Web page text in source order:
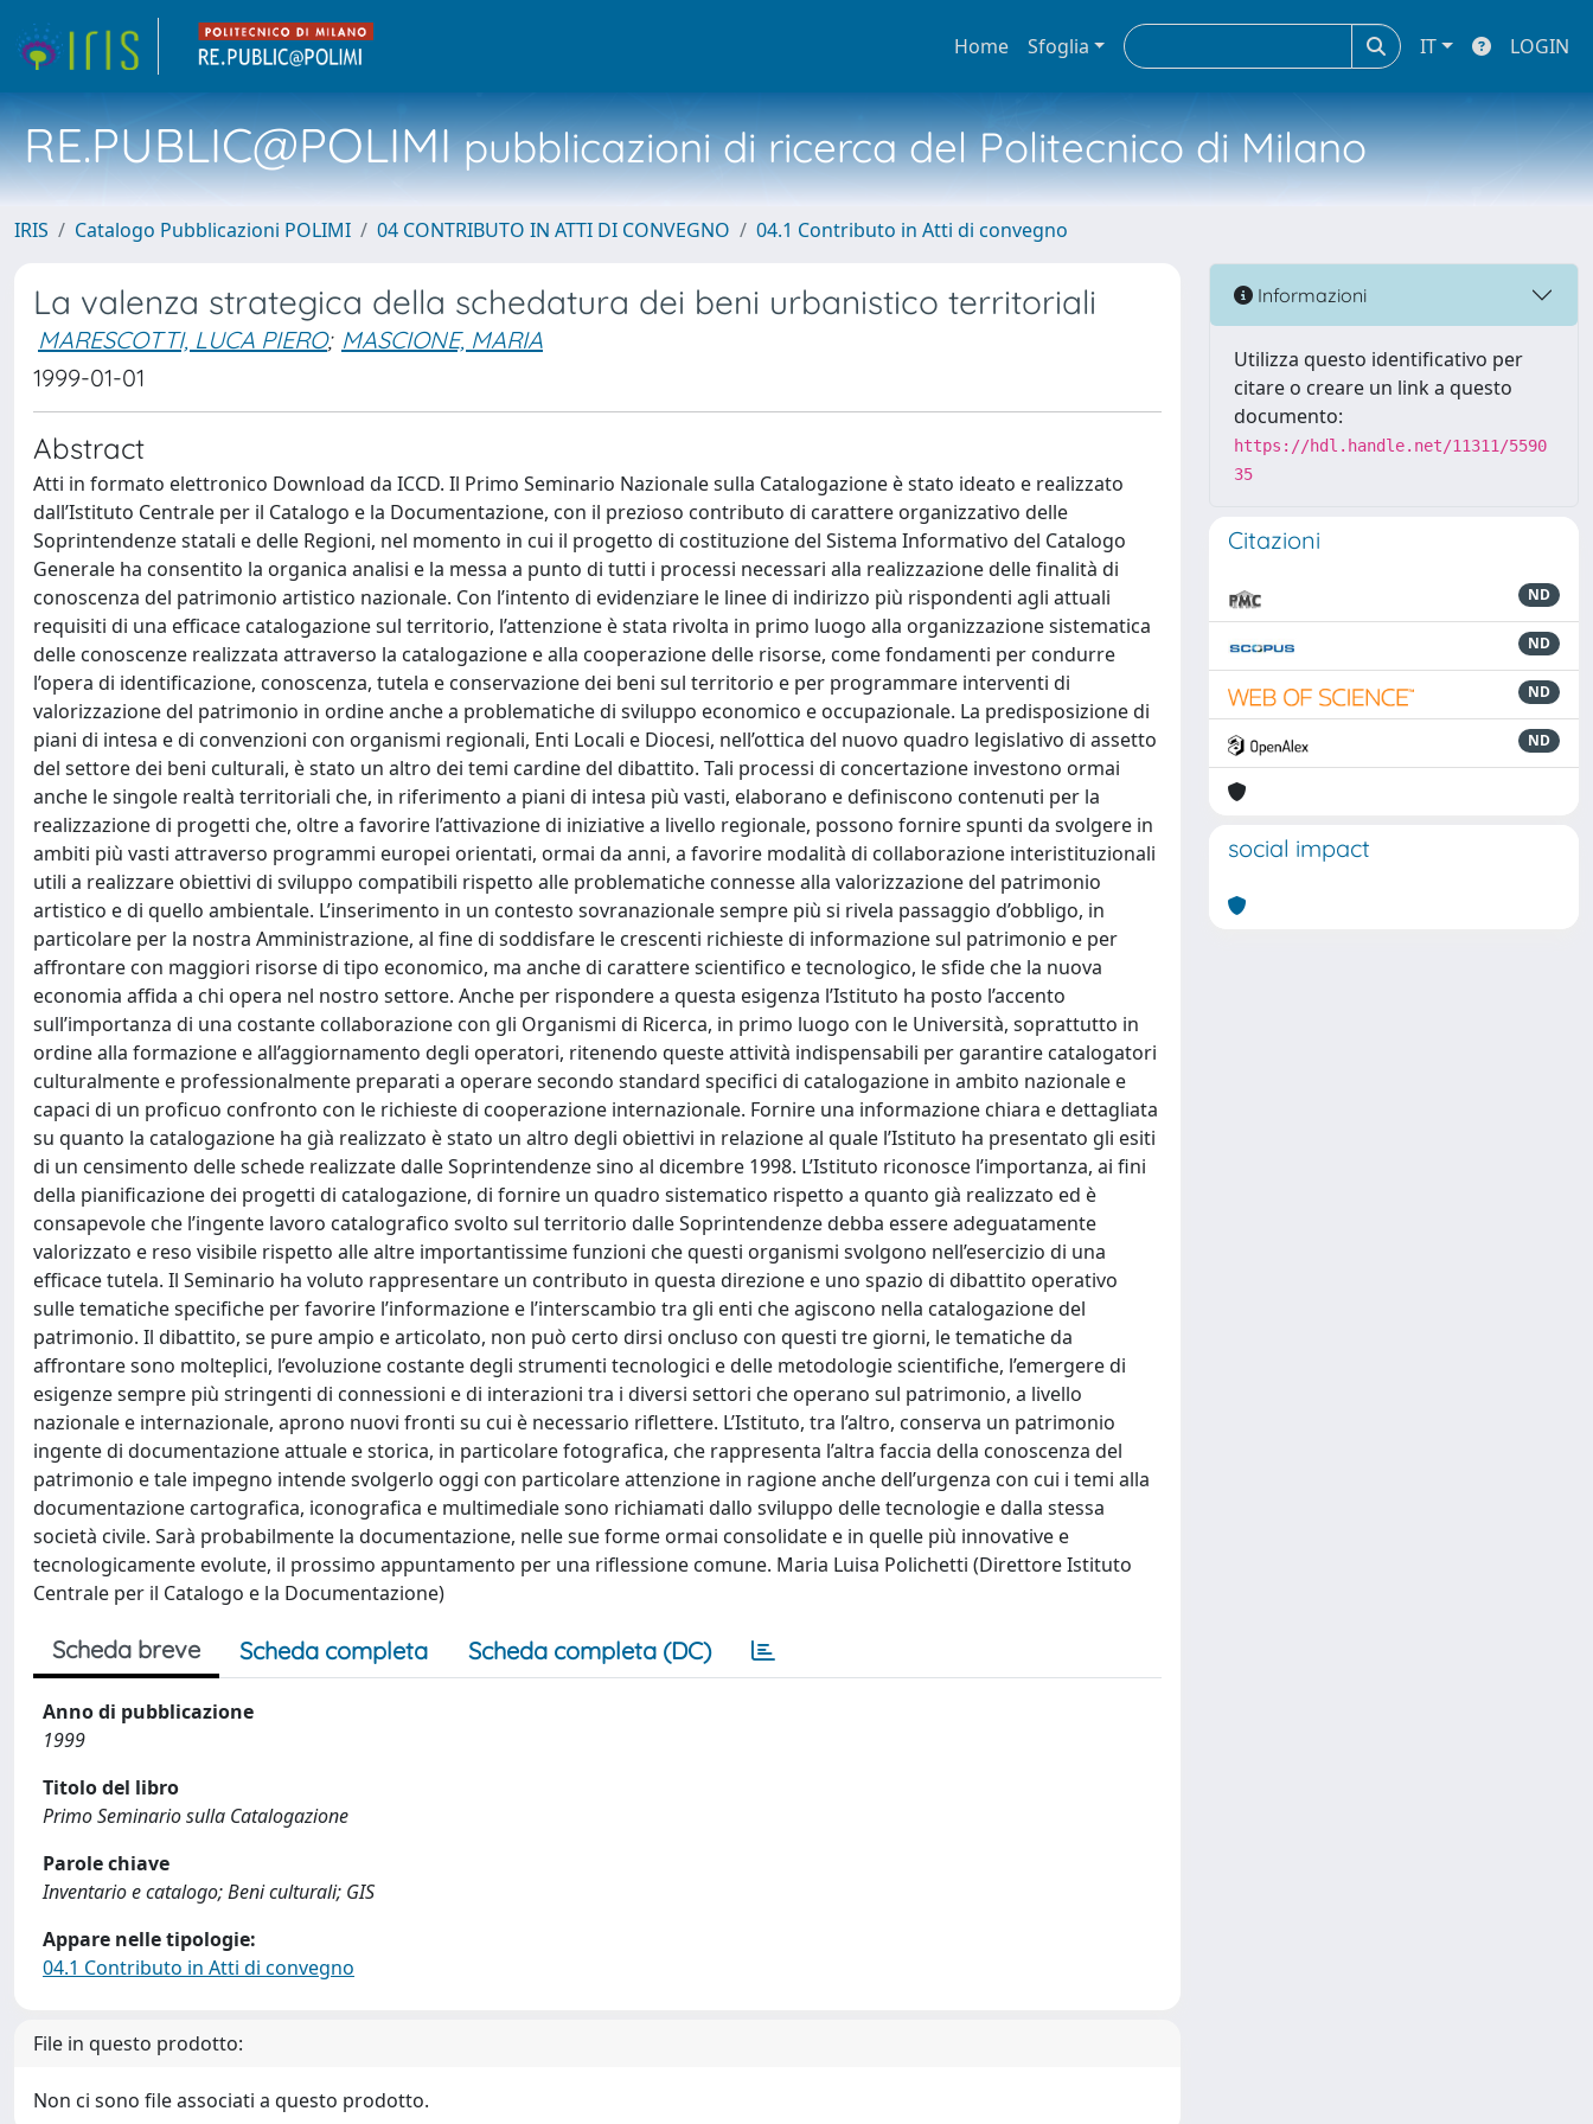
Home Sfoglia IT LOGIN
RE.PUBLIC@POLIMIpubblicazioni di ricerca del Politecnico di Milano
IRIS Catalogo Pubblicazioni POLIMI 04 CONTRIBUTO IN ATTI DI CONVEGNO 04.1 Contributo in Atti di convegno
La valenza strategica della schedatura dei beni urbanistico territoriali
MARESCOTTI, LUCA PIERO; MASCIONE, MARIA
1999-01-01
Abstract
Atti in formato elettronico Download da ICCD. Il Primo Seminario Nazionale sulla Catalogazione è stato ideato e realizzato
dall’Istituto Centrale per il Catalogo e la Documentazione, con il prezioso contributo di carattere organizzativo delle
Soprintendenze statali e delle Regioni, nel momento in cui il progetto di costituzione del Sistema Informativo del Catalogo
Generale ha consentito la organica analisi e la messa a punto di tutti i processi necessari alla realizzazione delle finalità di
conoscenza del patrimonio artistico nazionale. Con l’intento di evidenziare le linee di indirizzo più rispondenti agli attuali
requisiti di una efficace catalogazione sul territorio, l’attenzione è stata rivolta in primo luogo alla organizzazione sistematica
delle conoscenze realizzata attraverso la catalogazione e alla cooperazione delle risorse, come fondamenti per condurre
l’opera di identificazione, conoscenza, tutela e conservazione dei beni sul territorio e per programmare interventi di
valorizzazione del patrimonio in ordine anche a problematiche di sviluppo economico e occupazionale. La predisposizione di
piani di intesa e di convenzioni con organismi regionali, Enti Locali e Diocesi, nell’ottica del nuovo quadro legislativo di assetto
del settore dei beni culturali, è stato un altro dei temi cardine del dibattito. Tali processi di concertazione investono ormai
anche le singole realtà territoriali che, in riferimento a piani di intesa più vasti, elaborano e definiscono contenuti per la
realizzazione di progetti che, oltre a favorire l’attivazione di iniziative a livello regionale, possono fornire spunti da svolgere in
ambiti più vasti attraverso programmi europei orientati, ormai da anni, a favorire modalità di collaborazione interistituzionali
utili a realizzare obiettivi di sviluppo compatibili rispetto alle problematiche connesse alla valorizzazione del patrimonio
artistico e di quello ambientale. L’inserimento in un contesto sovranazionale sempre più si rivela passaggio d’obbligo, in
particolare per la nostra Amministrazione, al fine di soddisfare le crescenti richieste di informazione sul patrimonio e per
affrontare con maggiori risorse di tipo economico, ma anche di carattere scientifico e tecnologico, le sfide che la nuova
economia affida a chi opera nel nostro settore. Anche per rispondere a questa esigenza l’Istituto ha posto l’accento
sull’importanza di una costante collaborazione con gli Organismi di Ricerca, in primo luogo con le Università, soprattutto in
ordine alla formazione e all’aggiornamento degli operatori, ritenendo queste attività indispensabili per garantire catalogatori
culturalmente e professionalmente preparati a operare secondo standard specifici di catalogazione in ambito nazionale e
capaci di un proficuo confronto con le richieste di cooperazione internazionale. Fornire una informazione chiara e dettagliata
su quanto la catalogazione ha già realizzato è stato un altro degli obiettivi in relazione al quale l’Istituto ha presentato gli esiti
di un censimento delle schede realizzate dalle Soprintendenze sino al dicembre 1998. L’Istituto riconosce l’importanza, ai fini
della pianificazione dei progetti di catalogazione, di fornire un quadro sistematico rispetto a quanto già realizzato ed è
consapevole che l’ingente lavoro catalografico svolto sul territorio dalle Soprintendenze debba essere adeguatamente
valorizzato e reso visibile rispetto alle altre importantissime funzioni che questi organismi svolgono nell’esercizio di una
efficace tutela. Il Seminario ha voluto rappresentare un contributo in questa direzione e uno spazio di dibattito operativo
sulle tematiche specifiche per favorire l’informazione e l’interscambio tra gli enti che agiscono nella catalogazione del
patrimonio. Il dibattito, se pure ampio e articolato, non può certo dirsi oncluso con questi tre giorni, le tematiche da
affrontare sono molteplici, l’evoluzione costante degli strumenti tecnologici e delle metodologie scientifiche, l’emergere di
esigenze sempre più stringenti di connessioni e di interazioni tra i diversi settori che operano sul patrimonio, a livello
nazionale e internazionale, aprono nuovi fronti su cui è necessario riflettere. L’Istituto, tra l’altro, conserva un patrimonio
ingente di documentazione attuale e storica, in particolare fotografica, che rappresenta l’altra faccia della conoscenza del
patrimonio e tale impegno intende svolgerlo oggi con particolare attenzione in ragione anche dell’urgenza con cui i temi alla
documentazione cartografica, iconografica e multimediale sono richiamati dallo sviluppo delle tecnologie e dalla stessa
società civile. Sarà probabilmente la documentazione, nelle sue forme ormai consolidate e in quelle più innovative e
tecnologicamente evolute, il prossimo appuntamento per una riflessione comune. Maria Luisa Polichetti (Direttore Istituto
Centrale per il Catalogo e la Documentazione)
Scheda breve Scheda completa Scheda completa (DC)
Anno di pubblicazione
1999
Titolo del libro
Primo Seminario sulla Catalogazione
Parole chiave
Inventario e catalogo; Beni culturali; GIS
Appare nelle tipologie:
04.1 Contributo in Atti di convegno
File in questo prodotto:
Non ci sono file associati a questo prodotto.
Informazioni
Utilizza questo identificativo per
citare o creare un link a questo
documento:
https://hdl.handle.net/11311/5590
35
Citazioni
ND
ND
ND
ND
social impact